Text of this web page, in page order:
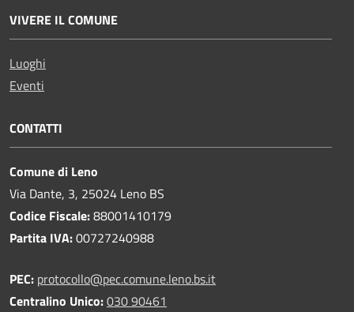
VIVERE IL COMUNE
Luoghi
Eventi
CONTATTI
Comune di Leno
Via Dante, 3, 25024 Leno BS
Codice Fiscale:88001410179
Partita IVA:00727240988
PEC: protocollo@pec.comune.leno.bs.it
Centralino Unico:030 90461